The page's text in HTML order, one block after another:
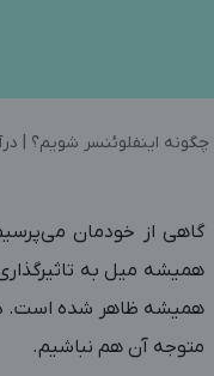
اینفلوئنسر شویم؟ |
گاهی از خودمان
همیشه میل به
همیشه ظاهر شده است. در
متوجه آن هم نباشیم.